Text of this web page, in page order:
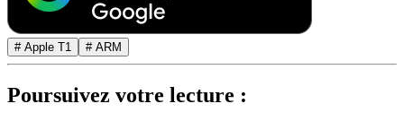
# Apple T1 # ARM
Poursuivez votre lecture :